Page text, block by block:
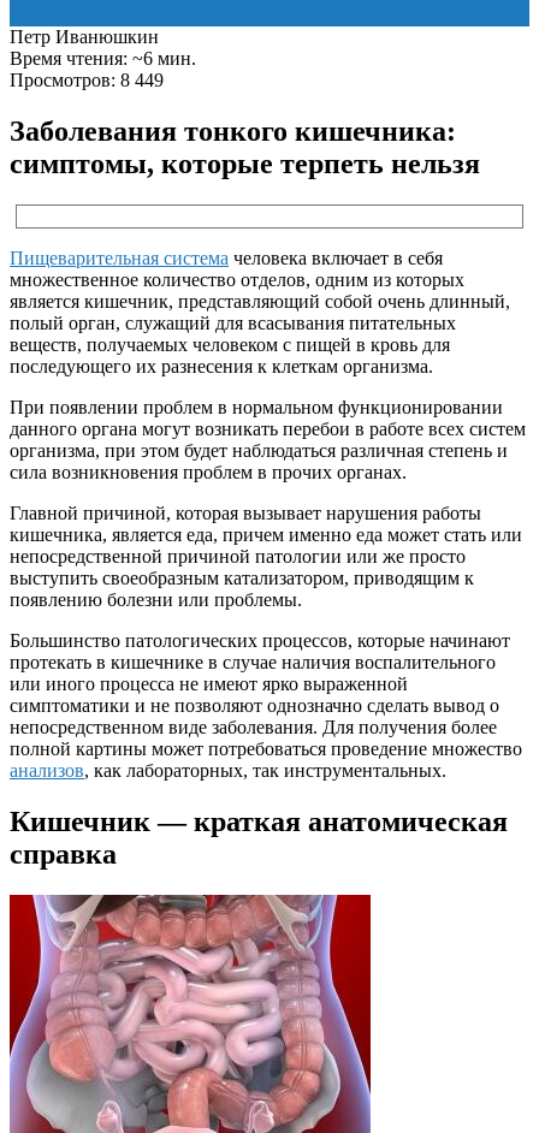
Петр Иванюшкин
Время чтения: ~6 мин.
Просмотров: 8 449
Заболевания тонкого кишечника:
симптомы, которые терпеть нельзя
Пищеварительная система человека включает в себя
множественное количество отделов, одним из которых
является кишечник, представляющий собой очень длинный,
полый орган, служащий для всасывания питательных
веществ, получаемых человеком с пищей в кровь для
последующего их разнесения к клеткам организма.
При появлении проблем в нормальном функционировании
данного органа могут возникать перебои в работе всех систем
организма, при этом будет наблюдаться различная степень и
сила возникновения проблем в прочих органах.
Главной причиной, которая вызывает нарушения работы
кишечника, является еда, причем именно еда может стать или
непосредственной причиной патологии или же просто
выступить своеобразным катализатором, приводящим к
появлению болезни или проблемы.
Большинство патологических процессов, которые начинают
протекать в кишечнике в случае наличия воспалительного
или иного процесса не имеют ярко выраженной
симптоматики и не позволяют однозначно сделать вывод о
непосредственном виде заболевания. Для получения более
полной картины может потребоваться проведение множество
анализов, как лабораторных, так инструментальных.
Кишечник — краткая анатомическая
справка